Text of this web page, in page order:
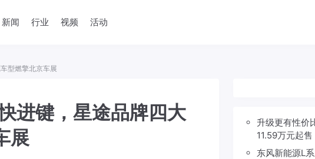
新闻 行业 视频 活动
型燃擎北京车展
进键，星途品牌四大
展
升级更有性价
11.59万元起售
东风新能源L